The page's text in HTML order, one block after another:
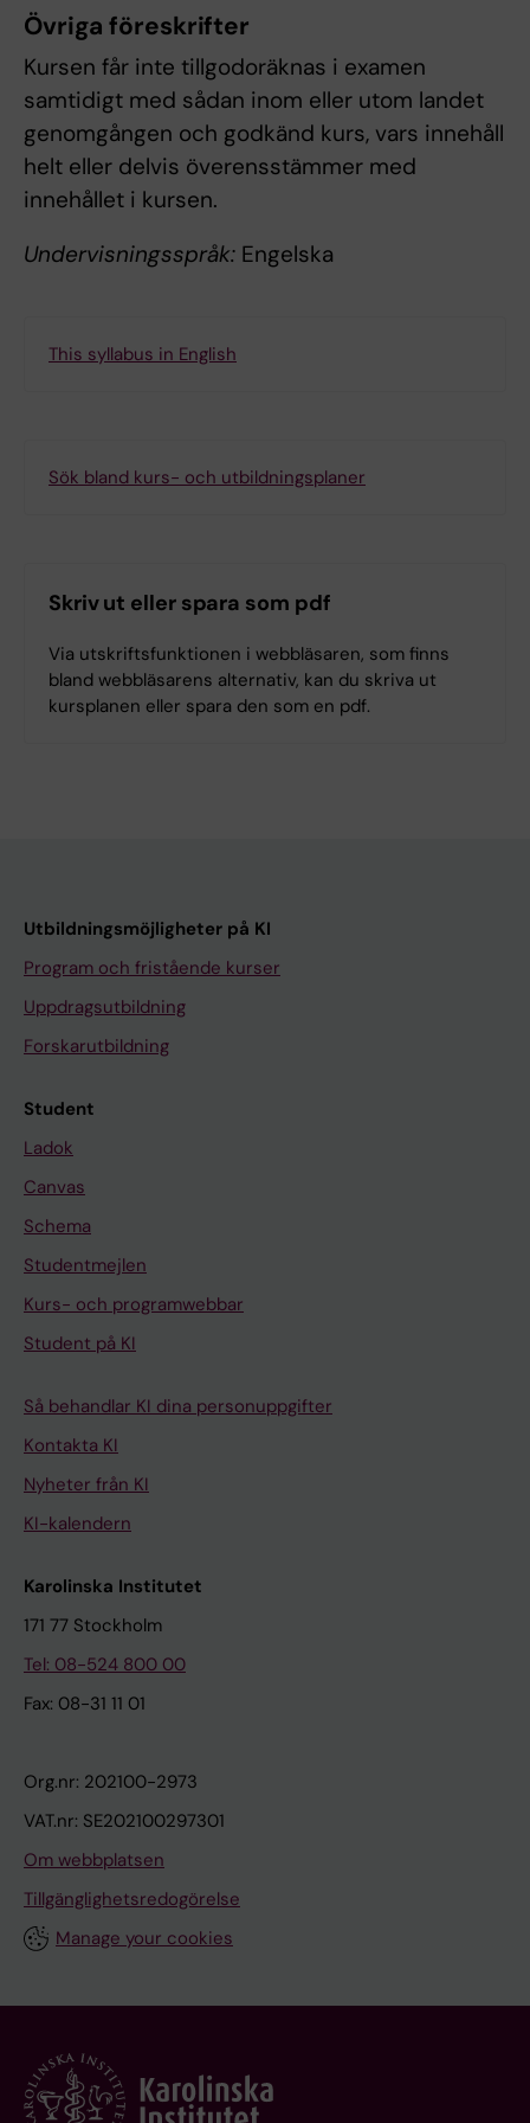
Övriga föreskrifter
Kursen får inte tillgodoräknas i examen
samtidigt med sådan inom eller utom landet
genomgången och godkänd kurs, vars innehåll
helt eller delvis överensstämmer med
innehållet i kursen.
Undervisningsspråk: Engelska
This syllabus in English
Sök bland kurs- och utbildningsplaner
Skriv ut eller spara som pdf
Via utskriftsfunktionen i webbläsaren, som finns
bland webbläsarens alternativ, kan du skriva ut
kursplanen eller spara den som en pdf.
Utbildningsmöjligheter på KI
Program och fristående kurser
Uppdragsutbildning
Forskarutbildning
Student
Ladok
Canvas
Schema
Studentmejlen
Kurs- och programwebbar
Student på KI
Så behandlar KI dina personuppgifter
Kontakta KI
Nyheter från KI
KI-kalendern
Karolinska Institutet
171 77 Stockholm
Tel: 08-524 800 00
Fax: 08-31 11 01
Org.nr: 202100-2973
VAT.nr: SE202100297301
Om webbplatsen
Tillgänglighetsredogörelse
Manage your cookies